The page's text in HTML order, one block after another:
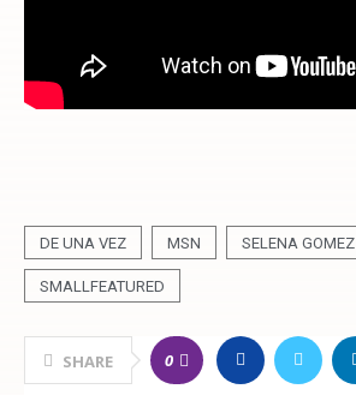
DE UNA VEZ MSN SELENA GOMEZ
SMALLFEATURED
SHARE 0